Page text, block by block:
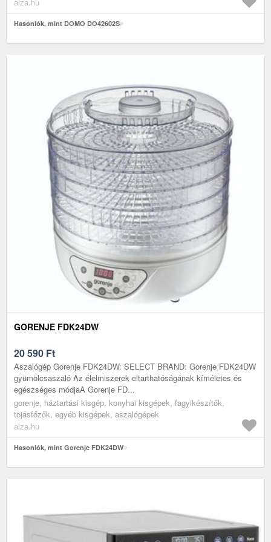
Hasonlók, mint DOMO DO42602S
GORENJE FDK24DW
20 590 Ft
Aszalógép Gorenje FDK24DW: SELECT BRAND: Gorenje FDK24DW
gyümölcsaszaló Az élelmiszerek eltarthatóságának kíméletes és
egészséges módjaA Gorenje FD...
gorenje, háztartási kisgép, konyhai kisgépek, fagyikészítők,
tojásfőzők, egyéb kisgépek, aszalógépek
alza.hu
Hasonlók, mint Gorenje FDK24DW